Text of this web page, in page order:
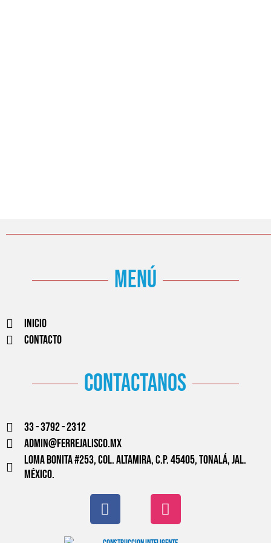
menú
Inicio
Contacto
contactanos
33 - 3792 - 2312
admin@ferrejalisco.mx
Loma Bonita #253, Col. Altamira, C.P. 45405, Tonalá, Jal.
México.
F
a
I
n